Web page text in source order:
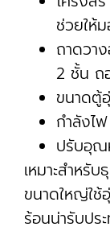
ช่วยให้
ถาดวา
2 ชั้น ถ
ขนาดตู้
กำลังไ
ปรับอุณ
เหมาะสำหรั
ขนาดใหญ่ใช้
ร้อนน่ารับปร